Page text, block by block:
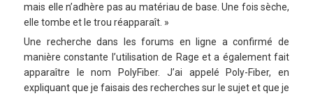
mais elle n’adhère pas au matériau de base. Une fois sèche,
elle tombe et le trou réapparaît. »
Une recherche dans les forums en ligne a confirmé de
manière constante l’utilisation de Rage et a également fait
apparaître le nom PolyFiber. J’ai appelé Poly-Fiber, en
expliquant que je faisais des recherches sur le sujet et que je